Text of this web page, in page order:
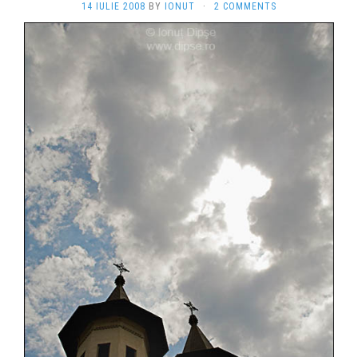
14 IULIE 2008 BY IONUT · 2 COMMENTS